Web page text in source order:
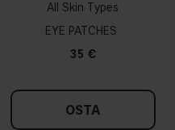
All Skin Types
EYE PATCHES
35 €
OSTA